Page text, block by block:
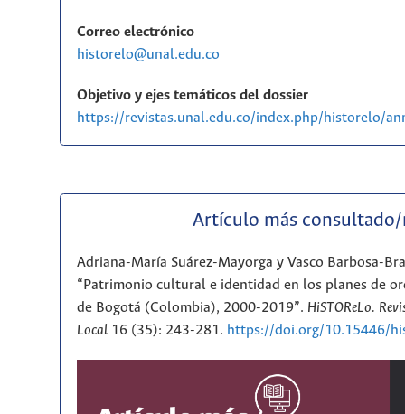
Correo electrónico
historelo@unal.edu.co
Objetivo y ejes temáticos del dossier
https://revistas.unal.edu.co/index.php/historelo/
Artículo más consultado/
Adriana-María Suárez-Mayorga y Vasco Barbosa-
“Patrimonio cultural e identidad en los planes de
de Bogotá (Colombia), 2000-2019”. HiSTOReLo.
Local16 (35): 243-281. https://doi.org/10.15446/